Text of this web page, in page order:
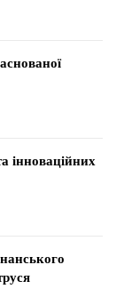
інноваційних